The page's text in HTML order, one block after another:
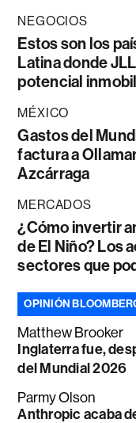
NEGOCIOS
Estos son los
Latina donde
potencial
MÉXICO
Gastos del
factura a
Azcárraga
MERCADOS
¿Cómo invertir
de El Niño? Los
sectores que
OPINIÓN
Matthew Brooker
Inglaterra fue,
del Mundial 2026
Parmy Olson
Anthropic acaba